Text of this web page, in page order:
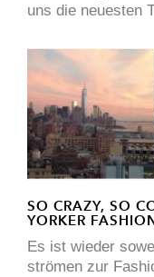
uns die neuesten
SO CRAZY, SO
YORKER
Es ist wieder
strömen zur